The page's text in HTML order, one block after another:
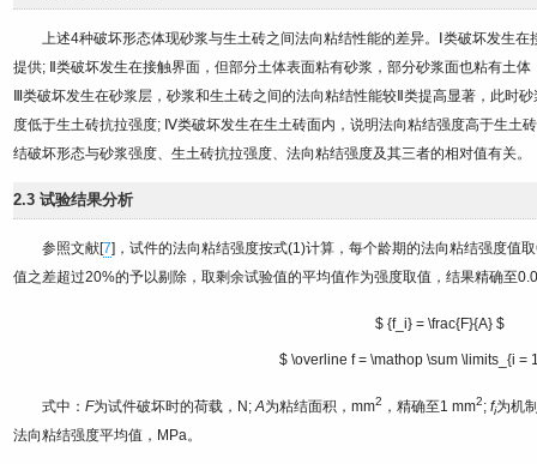
上述4种破坏形态体现砂浆与生土砖之间法向粘结性能的差异。Ⅰ类破坏发生
提供; Ⅱ类破坏发生在接触界面，但部分土体表面粘有砂浆，部分砂浆面也粘有土
Ⅲ类破坏发生在砂浆层，砂浆和生土砖之间的法向粘结性能较Ⅱ类提高显著，此时
度低于生土砖抗拉强度; Ⅳ类破坏发生在生土砖面内，说明法向粘结强度高于生土
结破坏形态与砂浆强度、生土砖抗拉强度、法向粘结强度及其三者的相对值有关。
2.3 试验结果分析
参照文献[7]，试件的法向粘结强度按式(1)计算，每个龄期的法向粘结强度值
值之差超过20%的予以剔除，取剩余试验值的平均值作为强度取值，结果精确至
$ {f_i} = \frac{F}{A} $
$ \overline f = \mathop \sum \limits_{i =
式中： F为试件破坏时的荷载，N;A为粘结面积，mm2 ，精确至1 mm2; fi为机
法向粘结强度平均值，MPa。